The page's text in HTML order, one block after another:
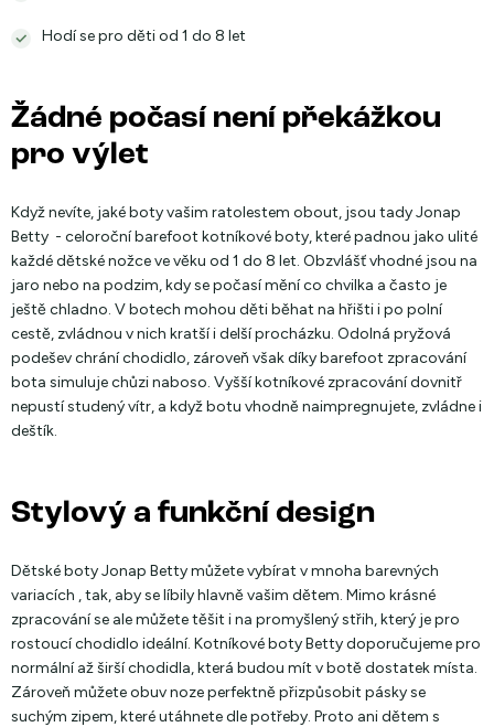
Hodí se pro děti od 1 do 8 let
Žádné počasí není překážkou
pro výlet
Když nevíte, jaké boty vašim ratolestem obout, jsou tady Jonap
Betty - celoroční barefoot kotníkové boty, které padnou jako ulité
každé dětské nožce ve věku od 1 do 8 let. Obzvlášť vhodné jsou na
jaro nebo na podzim, kdy se počasí mění co chvilka a často je
ještě chladno. V botech mohou děti běhat na hřišti i po polní
cestě, zvládnou v nich kratší i delší procházku. Odolná pryžová
podešev chrání chodidlo, zároveň však díky barefoot zpracování
bota simuluje chůzi naboso. Vyšší kotníkové zpracování dovnitř
nepustí studený vítr, a když botu vhodně naimpregnujete, zvládne i
deštík.
Stylový a funkční design
Dětské boty Jonap Betty můžete vybírat v mnoha barevných
variacích , tak, aby se líbily hlavně vašim dětem. Mimo krásné
zpracování se ale můžete těšit i na promyšlený střih, který je pro
rostoucí chodidlo ideální. Kotníkové boty Betty doporučujeme pro
normální až širší chodidla, která budou mít v botě dostatek místa.
Zároveň můžete obuv noze perfektně přizpůsobit pásky se
suchým zipem, které utáhnete dle potřeby. Proto ani dětem s